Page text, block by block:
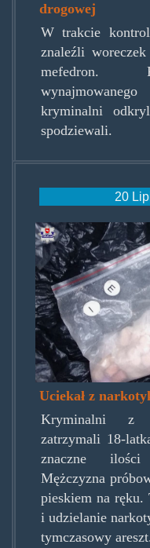
drogowej
W trakcie
znaleźli
mefedron.
kryminalni
spodziewali.
20
Uciekał z
Kryminalni z
zatrzymali 18-
znaczne ilości
Mężczyzna
pieskiem na ręku.
i udzielanie
tymczasowy